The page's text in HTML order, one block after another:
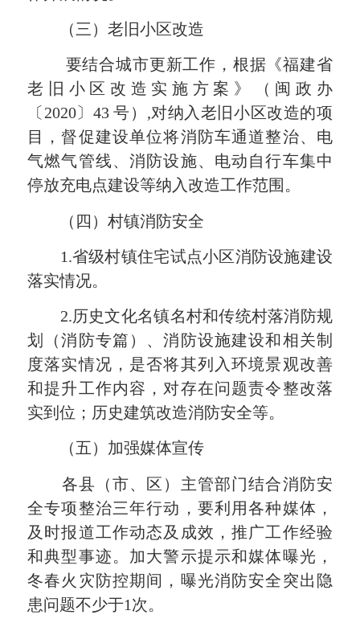
（三）老旧小区改造
要结合城市更新工作，根据《福建省
老旧小区改造实施方案》（闽政办
〔2020〕43 号）,对纳入老旧小区改造的项
目，督促建设单位将消防车通道整治、电
气燃气管线、消防设施、电动自行车集中
停放充电点建设等纳入改造工作范围。
（四）村镇消防安全
1.省级村镇住宅试点小区消防设施建设
落实情况。
2.历史文化名镇名村和传统村落消防规
划（消防专篇）、消防设施建设和相关制
度落实情况，是否将其列入环境景观改善
和提升工作内容，对存在问题责令整改落
实到位；历史建筑改造消防安全等。
（五）加强媒体宣传
各县（市、区）主管部门结合消防安
全专项整治三年行动，要利用各种媒体，
及时报道工作动态及成效，推广工作经验
和典型事迹。加大警示提示和媒体曝光，
冬春火灾防控期间，曝光消防安全突出隐
患问题不少于1次。